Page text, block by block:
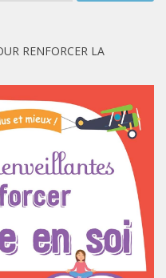
RENFORCER LA